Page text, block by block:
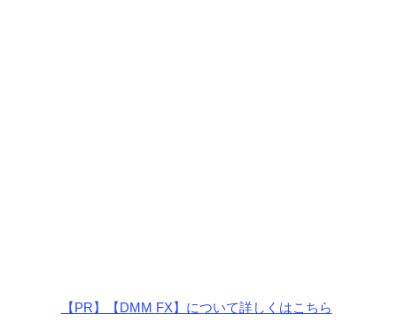
【PR】【DMM FX】について詳しくはこちら